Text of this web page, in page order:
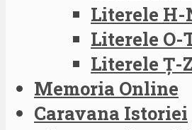
Literele H-
Literele O-
Literele Ț-
Memoria Online
Caravana Istoriei